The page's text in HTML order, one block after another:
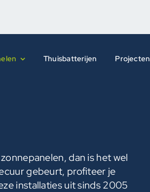
Thuisbatterijen Projecten
dan is het wel
gebeurt, profiteer je
installaties uit sinds 2005